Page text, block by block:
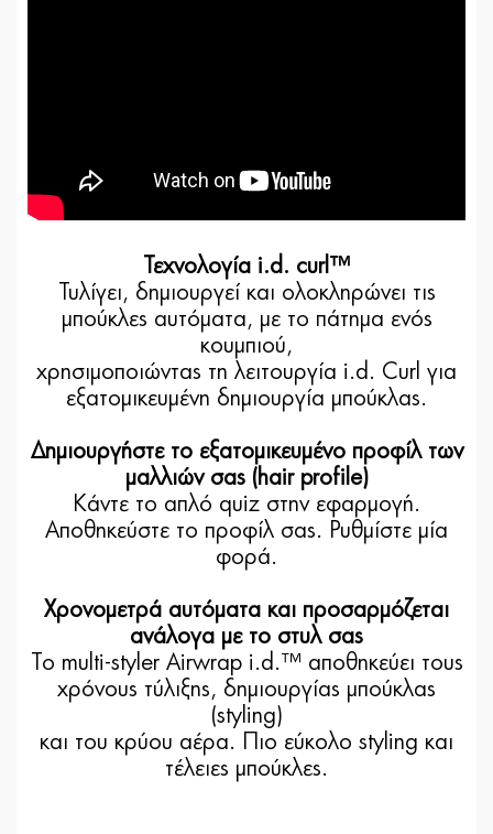
Τεχνολογία i.d. curl™
Τυλίγει, δημιουργεί και ολοκληρώνει τις
μπούκλες αυτόματα, με το πάτημα ενός
κουμπιού,
χρησιμοποιώντας τη λειτουργία i.d. Curl για
εξατομικευμένη δημιουργία μπούκλας.
Δημιουργήστε το εξατομικευμένο προφίλ των
μαλλιών σας (hair profile)
Κάντε το απλό quiz στην εφαρμογή.
Αποθηκεύστε το προφίλ σας. Ρυθμίστε μία
φορά.
Χρονομετρά αυτόματα και προσαρμόζεται
ανάλογα με το στυλ σας
Το multi-styler Airwrap i.d.™ αποθηκεύει τους
χρόνους τύλιξης, δημιουργίας μπούκλας
(styling)
και του κρύου αέρα. Πιο εύκολο styling και
τέλειες μπούκλες.